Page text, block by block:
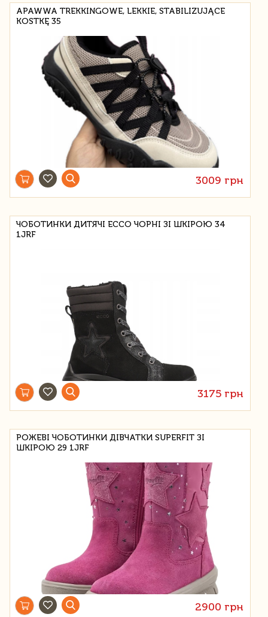
APAWWA TREKKINGOWE, LEKKIE, STABILIZUJĄCE
KOSTKĘ 35
3009 грн
ЧОБОТИНКИ ДИТЯЧІ ECCO ЧОРНІ ЗІ ШКІРОЮ 34
1JRF
3175 грн
РОЖЕВІ ЧОБОТИНКИ ДІВЧАТКИ SUPERFIT ЗІ
ШКІРОЮ 29 1JRF
2900 грн